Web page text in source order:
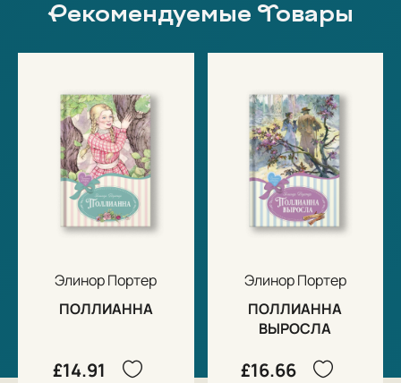
Рекомендуемые Товары
Элинор Портер
ПОЛЛИАННА
£14.91
Элинор Портер
ПОЛЛИАННА
ВЫРОСЛА
£16.66